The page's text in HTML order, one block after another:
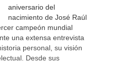
aniversario del
nacimiento de José Raúl
campeón mundial
una extensa entrevista
personal, su visión
Desde sus